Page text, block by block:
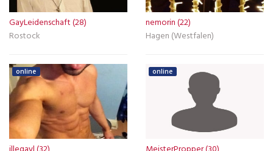
GayLeidenschaft (28)
Rostock
nemorin (22)
Hagen (Westfalen)
online online